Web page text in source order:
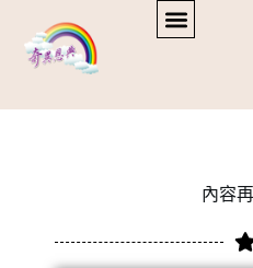
內容